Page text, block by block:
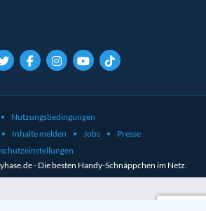
Nutzungsbedingungen
Inhalte melden Jobs
Presse
- Die besten Handy-Schnäppchen im Netz.